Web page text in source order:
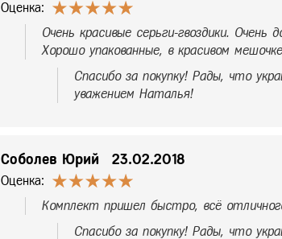
Оценка:
Очень красивые серьги-гвоздики. Очень
Хорошо упакованные, в красивом
Спасибо за покупку! Рады, что
уважением Наталья!
Соболев Юрий 23.02.2018
Оценка:
Комплект пришел быстро, всё
Спасибо за покупку! Рады, что